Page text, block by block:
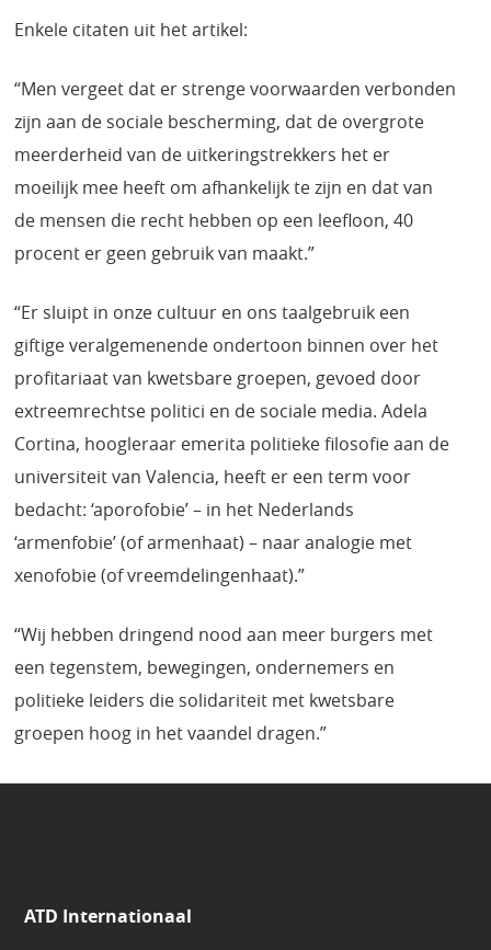
Enkele citaten uit het artikel:
“Men vergeet dat er strenge voorwaarden verbonden
zijn aan de sociale bescherming, dat de overgrote
meerderheid van de uitkeringstrekkers het er
moeilijk mee heeft om afhankelijk te zijn en dat van
de mensen die recht hebben op een leefloon, 40
procent er geen gebruik van maakt.”
“Er sluipt in onze cultuur en ons taalgebruik een
giftige veralgemenende ondertoon binnen over het
profitariaat van kwetsbare groepen, gevoed door
extreemrechtse politici en de sociale media. Adela
Cortina, hoogleraar emerita politieke filosofie aan de
universiteit van Valencia, heeft er een term voor
bedacht: ‘aporofobie’ – in het Nederlands
‘armenfobie’ (of armenhaat) – naar analogie met
xenofobie (of vreemdelingenhaat).”
“Wij hebben dringend nood aan meer burgers met
een tegenstem, bewegingen, ondernemers en
politieke leiders die solidariteit met kwetsbare
groepen hoog in het vaandel dragen.”
ATD Internationaal